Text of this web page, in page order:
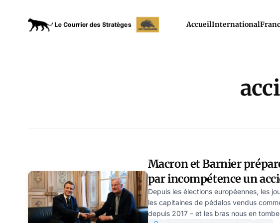
AccueilInternational
Macron et Barnier
par incompétence un
industriel français ?
Depuis les élections européennes, les
les capitaines de pédalos vendus
depuis 2017 – et les bras nous en